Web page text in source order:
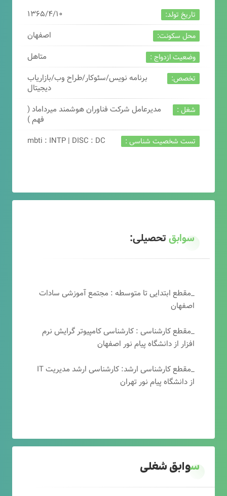
تاریخ تولد: ۱۳۶۵/۴/۱۰
محل سکونت: اصفهان
وضعیت ازدواج : متاهل
تخصص:
برنامه نویس/سئوکار/طراح وب/بازاریاب
دیجیتال
شغل :
مدیرعامل شرکت فناوران هوشمند میرداماد (
فهم )
تست شخصیت شناسی : mbti : INTP | DISC : DC
سوابقتحصیلی:
_مقطع ابتدایی تا متوسطه : مجتمع آموزشی سادات
اصفهان
_مقطع کارشناسی : کارشناسی کامپیوتر گرایش نرم
افزار از دانشگاه پیام نور اصفهان
_مقطع کارشناسی ارشد: کارشناسی ارشد مدیریت IT
از دانشگاه پیام نور تهران
سوابق شغلی